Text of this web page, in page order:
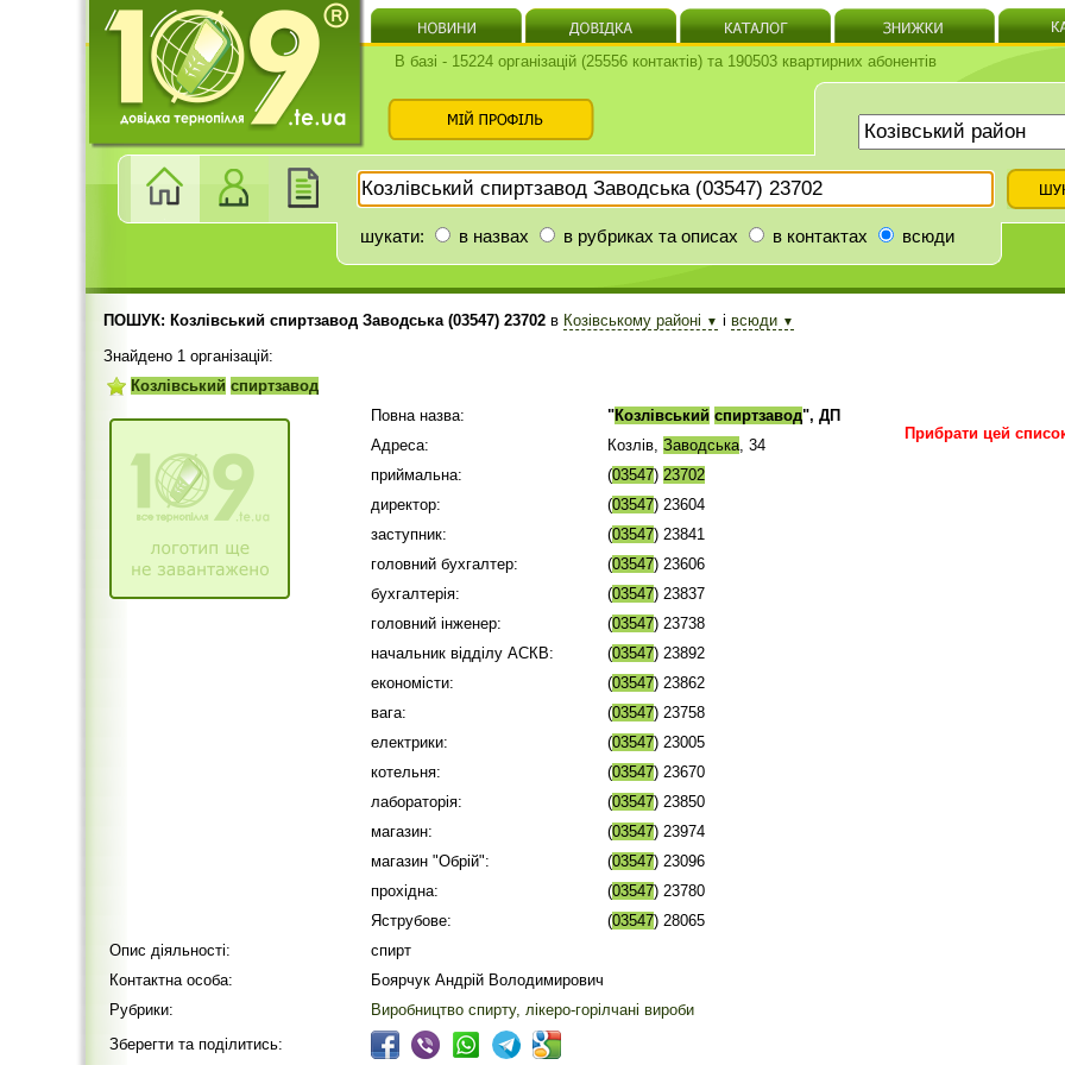
В базі - 15224 організацій (25556 контактів) та 190503 квартирних абонентів
шукати: в назвах в рубриках та описах в контактах всюди
ПОШУК: Козлівський спиртзавод Заводська (03547) 23702 в Козівському районі ▼ і всюди ▼
Знайдено 1 організацій:
Козлівський спиртзавод
Прибрати цей
Повна назва: "Козлівський спиртзавод", ДП
Адреса:
Козлів, Заводська, 34
приймальна:
(03547) 23702
директор:
(03547) 23604
заступник:
(03547) 23841
головний бухгалтер:
(03547) 23606
бухгалтерія:
(03547) 23837
головний інженер:
(03547) 23738
начальник відділу АСКВ:
(03547) 23892
економісти:
(03547) 23862
вага:
(03547) 23758
електрики:
(03547) 23005
котельня:
(03547) 23670
лабораторія:
(03547) 23850
магазин:
(03547) 23974
магазин "Обрій":
(03547) 23096
прохідна:
(03547) 23780
Яструбове:
(03547) 28065
Опис діяльності:
спирт
Контактна особа:
Боярчук Андрій Володимирович
Рубрики:
Виробництво спирту, лікеро-горілчані вироби
Зберегти та поділитись: